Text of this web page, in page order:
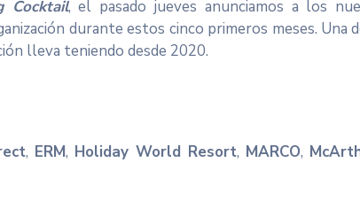
Cocktail, el pasado jueves anunciamos a los
durante estos cinco primeros meses. Una
lleva teniendo desde 2020.
, ERM, Holiday World Resort, MARCO,